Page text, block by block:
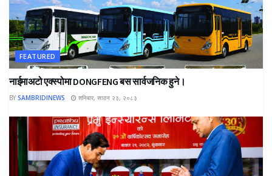
FEATURED
नाईमाअटो एक्स्पोमा DONGFENG बस सार्वजनिक हुने।
BY SAMBRIDINEWS शनिबार, साउन २३, २०८३